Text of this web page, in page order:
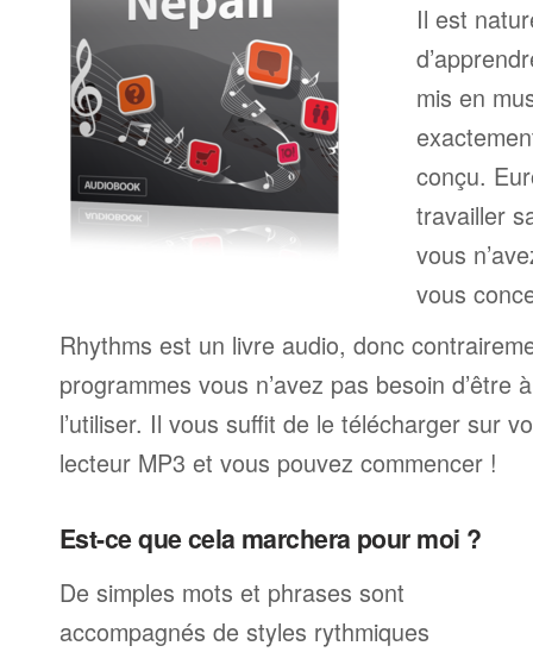
Il est
mis en
conçu.
travailler
vous
vous
Rhythms est un livre audio, donc
programmes vous n’avez pas besoin d’être
l’utiliser. Il vous suffit de le télécharger sur
lecteur MP3 et vous pouvez commencer !
Est-ce que cela marchera pour moi ?
De simples mots et phrases sont
accompagnés de styles rythmiques